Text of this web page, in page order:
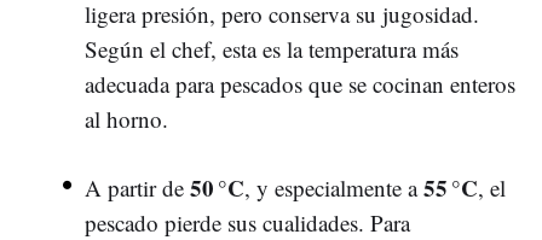
ligera presión, pero conserva su jugosidad.
Según el chef, esta es la temperatura más
adecuada para pescados que se cocinan enteros
al horno.
A partir de 50°C, y especialmente a55°C, el
pescado pierde sus cualidades. Para